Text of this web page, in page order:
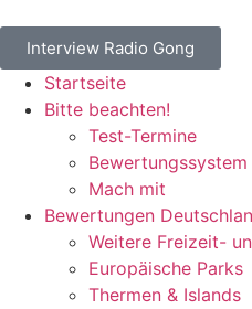
Interview Radio Gong
Startseite
Bitte beachten!
Test-Termine
Bewertungssystem
Mach mit
Bewertungen
Weitere Freizeit-
Europäische Parks
Thermen & Islands